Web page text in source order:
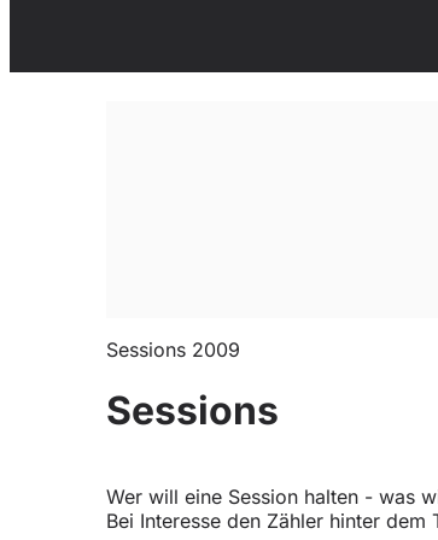
Sessions 2009
Sessions
Wer will eine Session halten - was
Bei Interesse den Zähler hinter dem